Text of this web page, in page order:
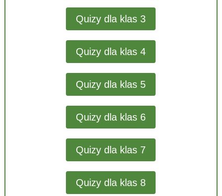
Quizy dla klas 3
Quizy dla klas 4
Quizy dla klas 5
Quizy dla klas 6
Quizy dla klas 7
Quizy dla klas 8